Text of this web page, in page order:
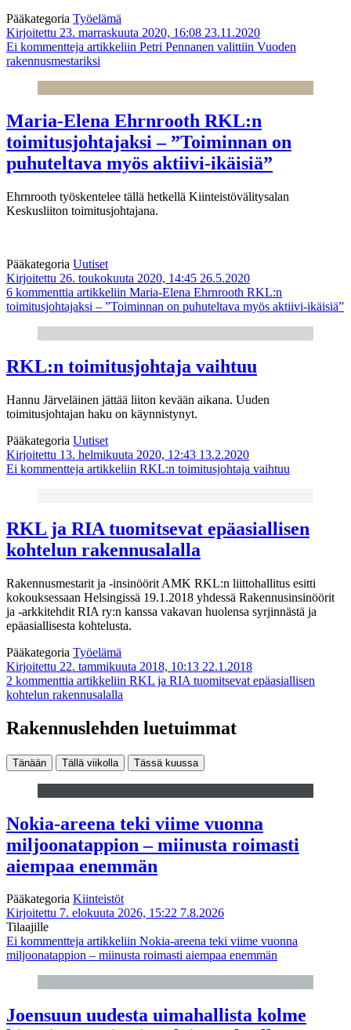
Pääkategoria Työelämä
Kirjoitettu 23. marraskuuta 2020, 16:08 23.11.2020
Ei kommentteja artikkeliin Petri Pennanen valittiin Vuoden
rakennusmestariksi
Maria-Elena Ehrnrooth RKL:n
toimitusjohtajaksi – ”Toiminnan on
puhuteltava myös aktiivi-ikäisiä”
Ehrnrooth työskentelee tällä hetkellä Kiinteistövälitysalan
Keskusliiton toimitusjohtajana.
Pääkategoria Uutiset
Kirjoitettu 26. toukokuuta 2020, 14:45 26.5.2020
6 kommenttia artikkeliin Maria-Elena Ehrnrooth RKL:n
toimitusjohtajaksi – ”Toiminnan on puhuteltava myös aktiivi-ikäisiä”
RKL:n toimitusjohtaja vaihtuu
Hannu Järveläinen jättää liiton kevään aikana. Uuden
toimitusjohtajan haku on käynnistynyt.
Pääkategoria Uutiset
Kirjoitettu 13. helmikuuta 2020, 12:43 13.2.2020
Ei kommentteja artikkeliin RKL:n toimitusjohtaja vaihtuu
RKL ja RIA tuomitsevat epäasiallisen
kohtelun rakennusalalla
Rakennusmestarit ja -insinöörit AMK RKL:n liittohallitus esitti
kokouksessaan Helsingissä 19.1.2018 yhdessä Rakennusinsinöörit
ja -arkkitehdit RIA ry:n kanssa vakavan huolensa syrjinnästä ja
epäasiallisesta kohtelusta.
Pääkategoria Työelämä
Kirjoitettu 22. tammikuuta 2018, 10:13 22.1.2018
2 kommenttia artikkeliin RKL ja RIA tuomitsevat epäasiallisen
kohtelun rakennusalalla
Rakennuslehden luetuimmat
Tänään Tällä viikolla Tässä kuussa
Nokia-areena teki viime vuonna
miljoonatappion – miinusta roimasti
aiempaa enemmän
Pääkategoria Kiinteistöt
Kirjoitettu 7. elokuuta 2026, 15:22 7.8.2026
Tilaajille
Ei kommentteja artikkeliin Nokia-areena teki viime vuonna
miljoonatappion – miinusta roimasti aiempaa enemmän
Joensuun uudesta uimahallista kolme